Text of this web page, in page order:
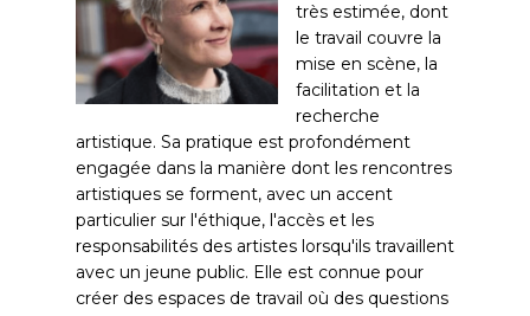
très estimée, dont
le travail couvre la
mise en scène, la
facilitation et la
recherche
artistique. Sa pratique est profondément
engagée dans la manière dont les rencontres
artistiques se forment, avec un accent
particulier sur l'éthique, l'accès et les
responsabilités des artistes lorsqu'ils travaillent
avec un jeune public. Elle est connue pour
créer des espaces de travail où des questions